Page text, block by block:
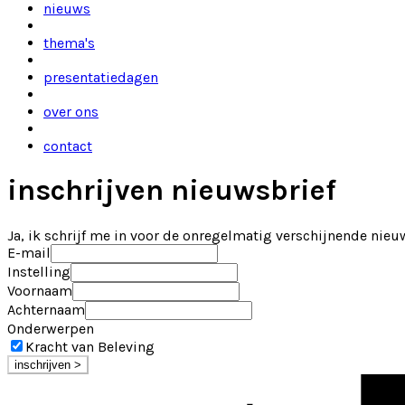
nieuws
thema's
presentatiedagen
over ons
contact
inschrijven nieuwsbrief
Ja, ik schrijf me in voor de onregelmatig verschijnende
E-mail
Instelling
Voornaam
Achternaam
Onderwerpen
Kracht van Beleving
inschrijven >